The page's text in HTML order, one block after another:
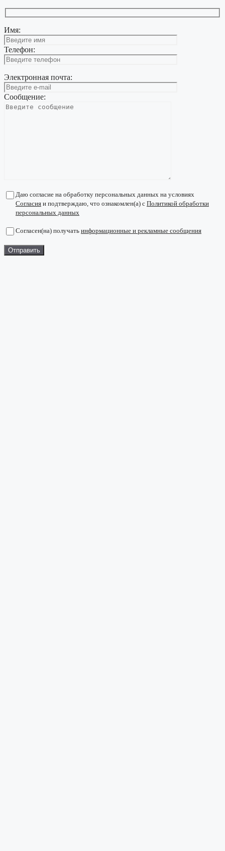
Имя:
Телефон:
Электронная почта:
Сообщение:
Даю согласие на обработку персональных данных на условиях
Согласия и подтверждаю, что ознакомлен(а) с Политикой обработки
персональных данных
Согласен(на) получать информационные и рекламные сообщения